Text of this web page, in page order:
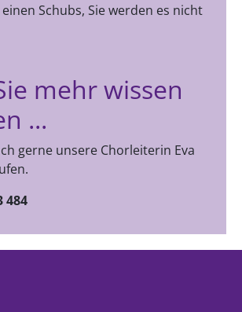
Schubs, Sie werden es nicht
mehr wissen
...
gerne unsere Chorleiterin Eva
484